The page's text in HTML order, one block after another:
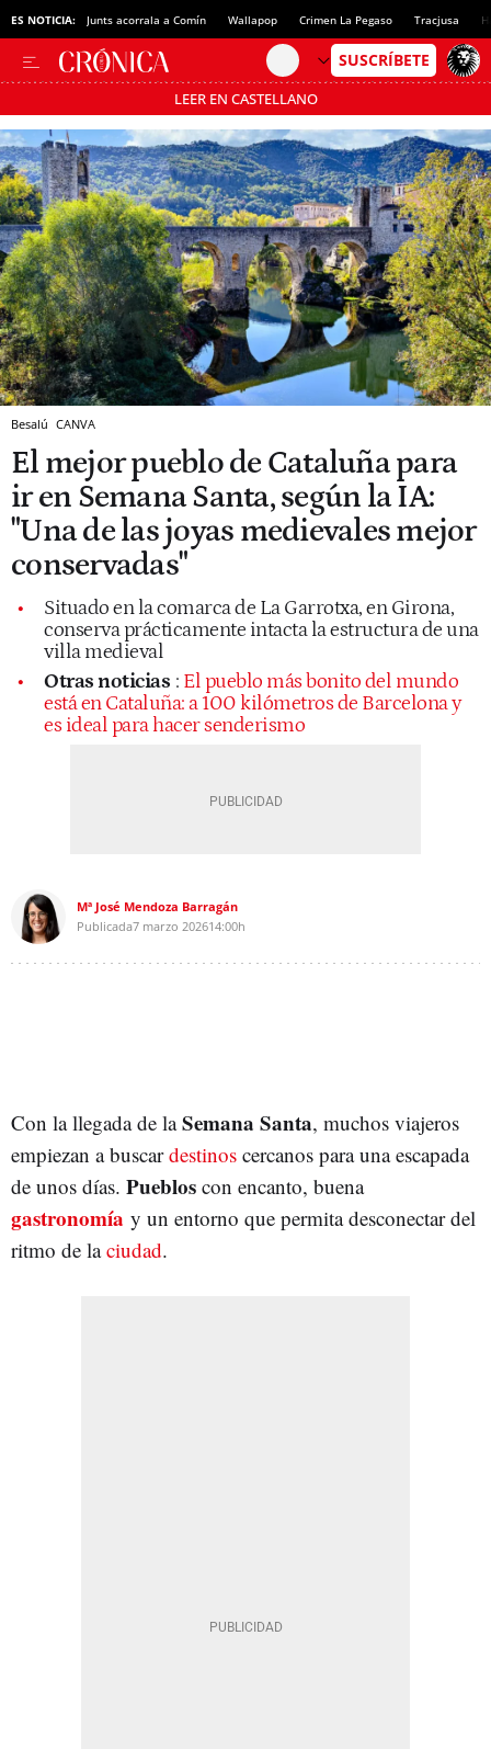
ES NOTICIA: Junts acorrala a Comín Wallapop Crimen La Pegaso Tracjusa
LEER EN CASTELLANO
Pásate al MODO AHORRO
Besalú CANVA
El mejor pueblo de Cataluña para
ir en Semana Santa, según la IA:
"Una de las joyas medievales mejor
conservadas"
Situado en la comarca de La Garrotxa, en Girona,
conserva prácticamente intacta la estructura de una
villa medieval
Otras noticias : El pueblo más bonito del mundo
está en Cataluña: a 100 kilómetros de Barcelona y
es ideal para hacer senderismo
Mª José Mendoza Barragán
Publicada7 marzo 202614:00h
Con la llegada de laSemana Santa, muchos viajeros
empiezan a buscardestinos cercanos para una escapada
de unos días. Pueblos con encanto, buena
gastronomía y un entorno que permita desconectar del
ritmo de laciudad.